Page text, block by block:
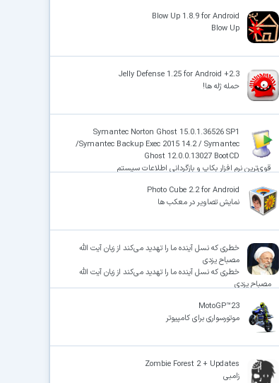
Blow Up 1.8.9 for Android
Blow Up
Jelly Defense 1.25 for Android +2.3
حمله ژله ها!
Symantec Norton Ghost 15.0.1.36526 SP1
/Symantec Backup Exec 2015 14.2 / Symantec
Ghost 12.0.0.13027 BootCD
قوی‌ترین نرم افزار بکاپ و بازگردانی اطلاعات سیستم
Photo Cube 2.2 for Android
نمایش تصاویر در معکب ها
خطری که نسل آینده ما را تهدید می‌کند از زبان آیت الله
مصباح یزدی
خطری که نسل آینده ما را تهدید می‌کند از زبان آیت الله
مصباح یزدی
MotoGP™23
موتورسواری برای کامپیوتر
Zombie Forest 2 + Updates
زامبی